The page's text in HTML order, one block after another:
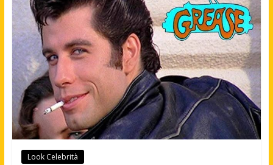
Look Celebrità